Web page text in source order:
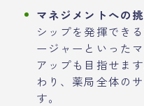
マネジメントへの
シップを発揮でき
ージャーといった
アップも目指せま
わり、薬局全体の
す。